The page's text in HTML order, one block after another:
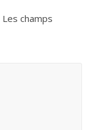
Les champs